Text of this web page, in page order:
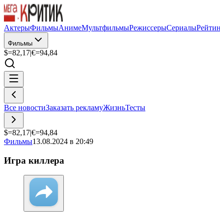
АктерыФильмыАнимеМультфильмыРежиссерыСериалы
Фильмы
$=82,17|€=94,84
Все новостиЗаказать рекламуЖизньТесты
$=82,17|€=94,84
Фильмы13.08.2024 в 20:49
Игра киллера